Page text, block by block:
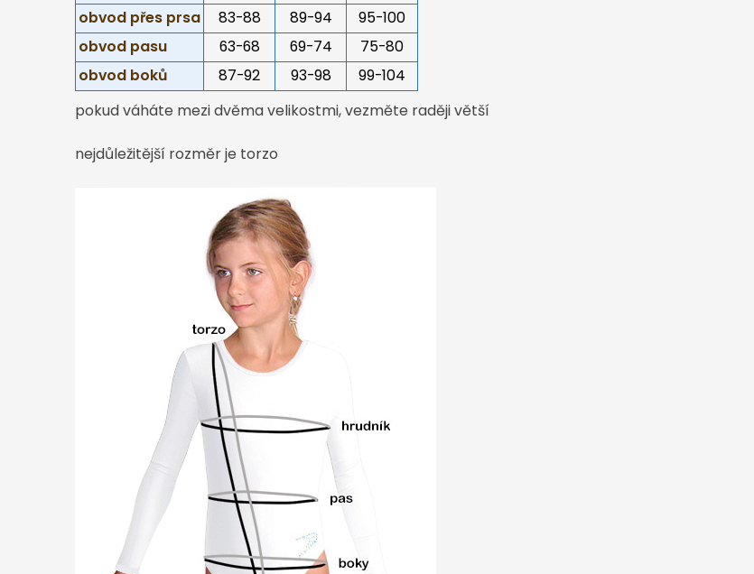
obvod přes prsa
83-88 89-94
95-100
obvod pasu
63-68 69-74
75-80
obvod boků
87-92 93-98
99-104
pokud váháte mezi dvěma velikostmi, vezměte raději větší
nejdůležitější rozměr je torzo